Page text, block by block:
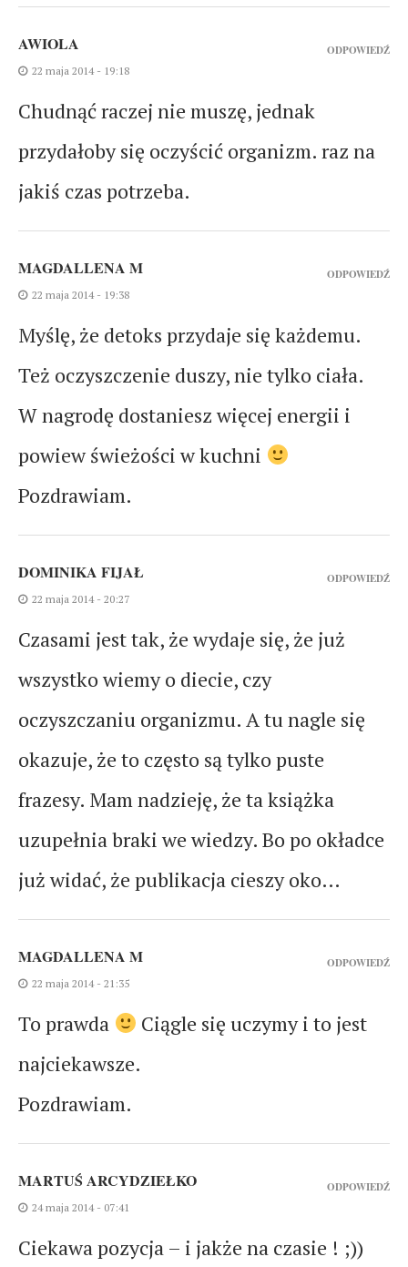
AWIOLA
22 maja 2014 - 19:18
Chudnąć raczej nie muszę, jednak
przydałoby się oczyścić organizm. raz na
jakiś czas potrzeba.
ODPOWIEDŹ
MAGDALLENA M
22 maja 2014 - 19:38
Myślę, że detoks przydaje się każdemu.
Też oczyszczenie duszy, nie tylko ciała.
W nagrodę dostaniesz więcej energii i
powiew świeżości w kuchni
Pozdrawiam.
ODPOWIEDŹ
DOMINIKA FIJAŁ
22 maja 2014 - 20:27
Czasami jest tak, że wydaje się, że już
wszystko wiemy o diecie, czy
oczyszczaniu organizmu. A tu nagle się
okazuje, że to często są tylko puste
frazesy. Mam nadzieję, że ta książka
uzupełnia braki we wiedzy. Bo po okładce
już widać, że publikacja cieszy oko…
ODPOWIEDŹ
MAGDALLENA M
22 maja 2014 - 21:35
To prawda
Ciągle się uczymy i to jest
najciekawsze.
Pozdrawiam.
ODPOWIEDŹ
MARTUŚ ARCYDZIEŁKO
24 maja 2014 - 07:41
Ciekawa pozycja – i jakże na czasie ! ;))
ODPOWIEDŹ